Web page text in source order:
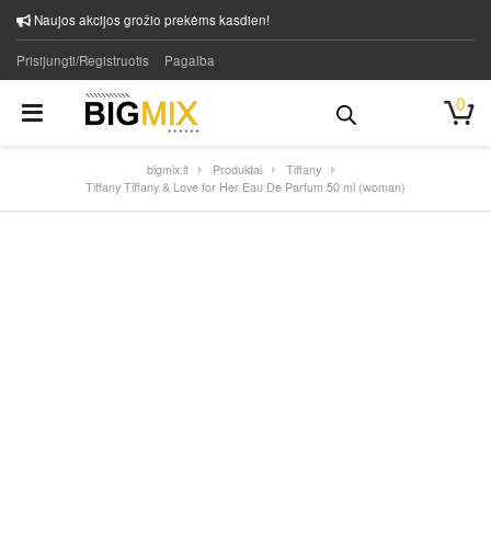
Naujos akcijos grožio prekėms kasdien!
Prisijungti/Registruotis Pagalba
0
bigmix.lt Produktai
Tiffany
Tiffany Tiffany & Love for Her Eau De Parfum 50 ml (woman)